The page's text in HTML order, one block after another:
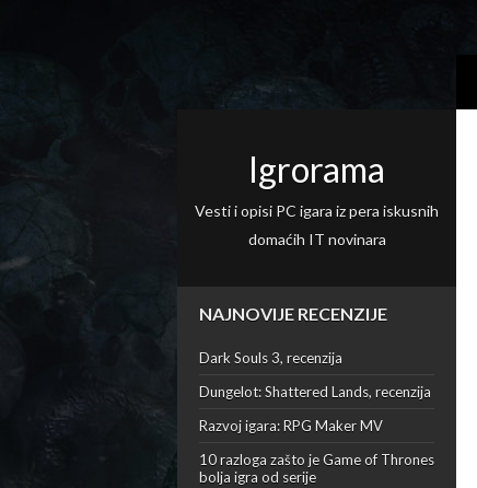
Igrorama
Vesti i opisi PC igara iz pera iskusnih
domaćih IT novinara
NAJNOVIJE RECENZIJE
Dark Souls 3, recenzija
Dungelot: Shattered Lands, recenzija
Razvoj igara: RPG Maker MV
10 razloga zašto je Game of Thrones
bolja igra od serije